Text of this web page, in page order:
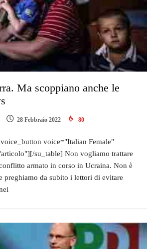
Ma scoppiano anche le
28 Febbraio 2022 80
voice="Italian Female"
su_table] Non vogliamo trattare
armato in corso in Ucraina. Non è
preghiamo da subito i lettori di evitare